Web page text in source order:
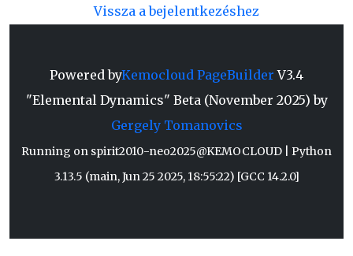
Vissza a bejelentkezéshez
Powered byKemocloud PageBuilder V3.4
"Elemental Dynamics" Beta (November 2025) by
Gergely Tomanovics
Running on spirit2010-neo2025@KEMOCLOUD | Python
3.13.5 (main, Jun 25 2025, 18:55:22) [GCC 14.2.0]